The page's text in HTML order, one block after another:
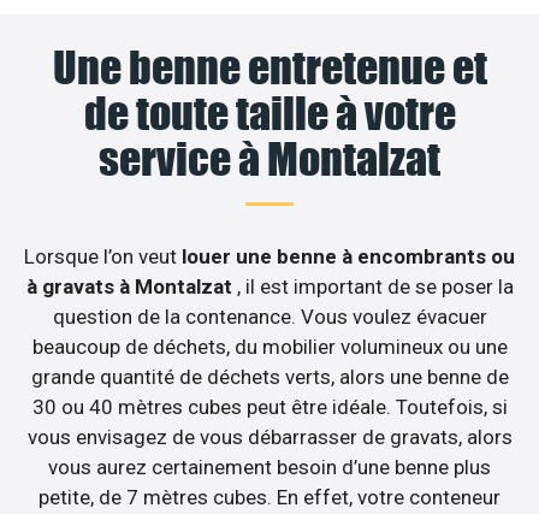
Une benne entretenue et
de toute taille à votre
service à Montalzat
Lorsque l’on veut louer une benne à encombrants ou
à gravats à Montalzat , il est important de se poser la
question de la contenance. Vous voulez évacuer
beaucoup de déchets, du mobilier volumineux ou une
grande quantité de déchets verts, alors une benne de
30 ou 40 mètres cubes peut être idéale. Toutefois, si
vous envisagez de vous débarrasser de gravats, alors
vous aurez certainement besoin d’une benne plus
petite, de 7 mètres cubes. En effet, votre conteneur